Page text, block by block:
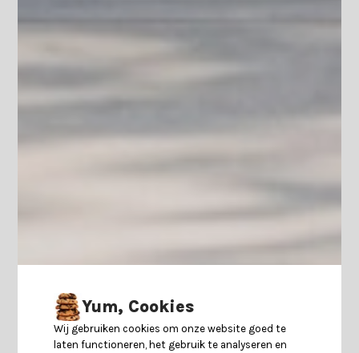
Yum, Cookies
Wij gebruiken cookies om onze website goed te
laten functioneren, het gebruik te analyseren en